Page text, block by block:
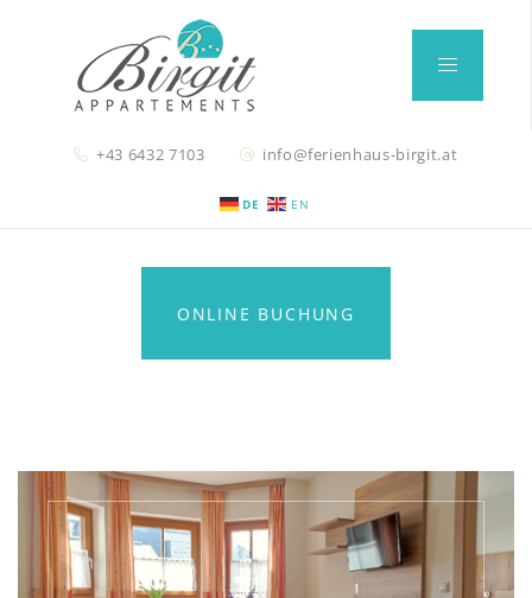
+43 6432 7103 info@ferienhaus-birgit.at
DE EN
ONLINE BUCHUNG